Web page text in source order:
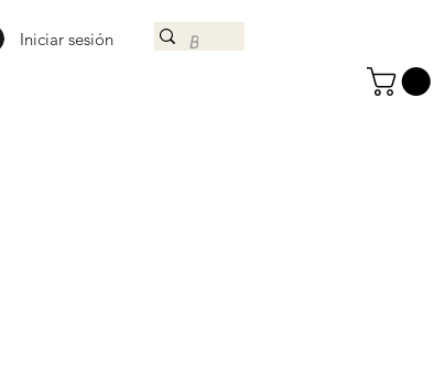
Iniciar sesión